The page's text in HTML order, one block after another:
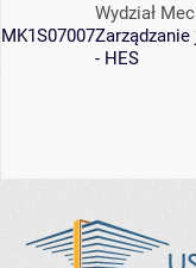
MK1S07007
Wydział
- HES